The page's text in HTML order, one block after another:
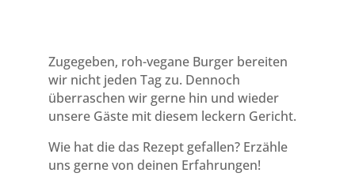
Zugegeben, roh-vegane Burger bereiten
wir nicht jeden Tag zu. Dennoch
überraschen wir gerne hin und wieder
unsere Gäste mit diesem leckern Gericht.
Wie hat die das Rezept gefallen? Erzähle
uns gerne von deinen Erfahrungen!